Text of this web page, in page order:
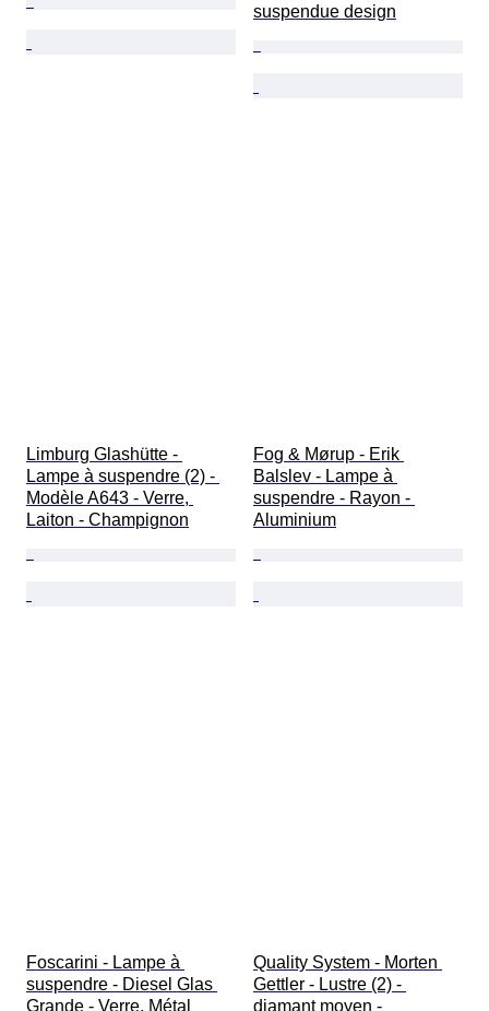
suspendue design
Limburg Glashütte -
Lampe à suspendre (2) -
Modèle A643 - Verre,
Laiton - Champignon
Fog & Mørup - Erik
Balslev - Lampe à
suspendre - Rayon -
Aluminium
Foscarini - Lampe à
suspendre - Diesel Glas
Grande - Verre, Métal
Quality System - Morten
Gettler - Lustre (2) -
diamant moyen -